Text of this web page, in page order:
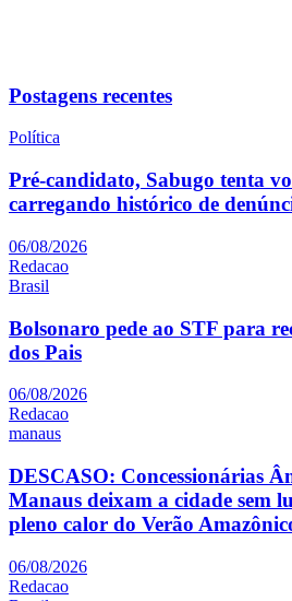
Postagens recentes
Política
Pré-candidato, Sabugo tenta
carregando histórico de
06/08/2026
Redacao
Brasil
Bolsonaro pede ao STF para
dos Pais
06/08/2026
Redacao
manaus
DESCASO: Concessionárias
Manaus deixam a cidade sem
pleno calor do Verão
06/08/2026
Redacao